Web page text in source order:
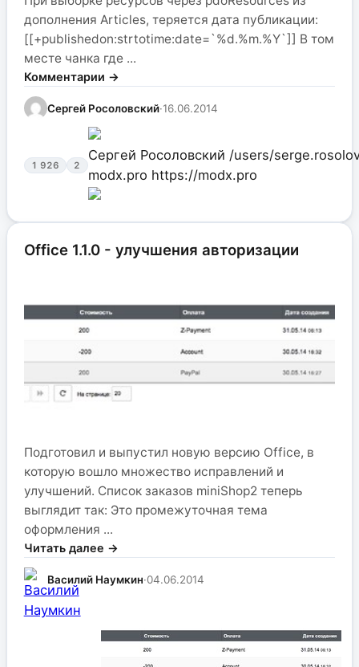
дополнения Articles, теряется дата публикации:
[[+publishedon:strtotime:date=`%d.%m.%Y`]] В том
месте чанка где ...
Комментарии →
Сергей Росоловский·16.06.2014
1 926 2
Сергей Росоловский /users/
modx.pro https://modx.pro
Office 1.1.0 - улучшения авторизации
Подготовил и выпустил новую версию Office, в
которую вошло множество исправлений и
улучшений. Список заказов miniShop2 теперь
выглядит так: Это промежуточная тема
оформления ...
Читать далее →
Василий Наумкин·04.06.2014